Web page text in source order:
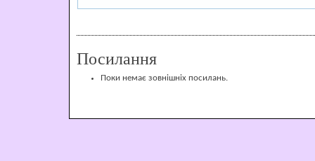
Посилання
Поки немає зовнішніх посилань.